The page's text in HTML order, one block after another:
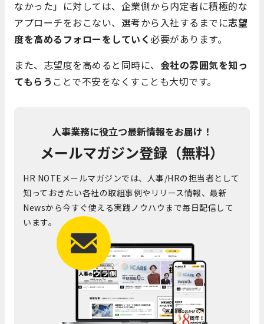
なかった」に対しては、企業側から内定者に積極的な
アプローチをおこない、選考から入社するまでに志望
度を高めるフォローをしていく必要があります。
また、志望度を高めると同時に、 会社の雰囲気を知っ
てもらう ことで不安をなくすことも大切です。
人事業務に役立つ最新情報をお届け！
メールマガジン登録（無料）
HR NOTEメールマガジンでは、人事/HRの担当者として
知っておきたい各社の取組事例やリリース情報、最新
Newsから今すぐ使える実践ノウハウまで毎日配信して
います。